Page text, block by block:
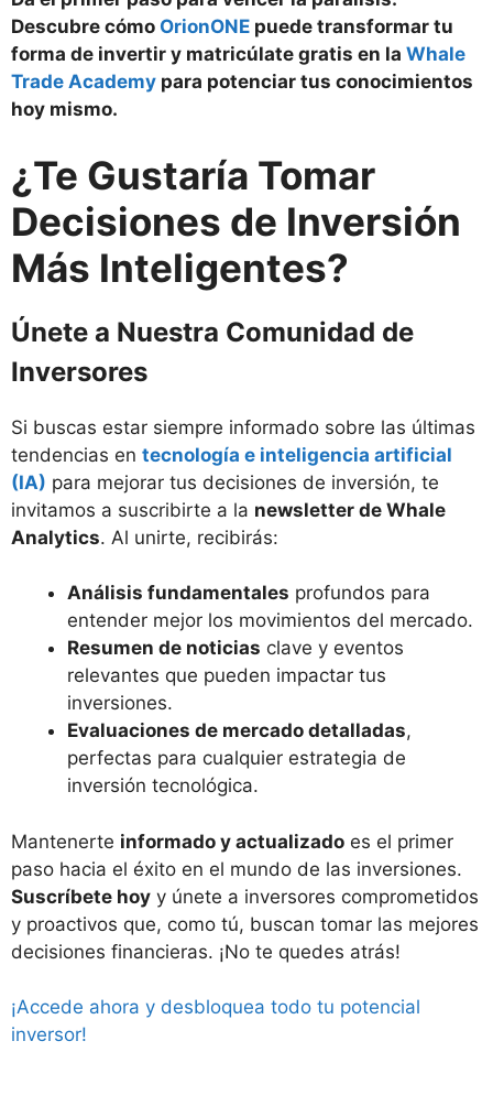
Descubre cómo OrionONE puede transformar tu
forma de invertir y matricúlate gratis en la Whale
Trade Academy para potenciar tus conocimientos
hoy mismo.
¿Te Gustaría Tomar
Decisiones de Inversión
Más Inteligentes?
Únete a Nuestra Comunidad de
Inversores
Si buscas estar siempre informado sobre las últimas
tendencias en tecnología e inteligencia artificial
(IA) para mejorar tus decisiones de inversión, te
invitamos a suscribirte a la newsletter de Whale
Analytics. Al unirte, recibirás:
Análisis fundamentales profundos para
entender mejor los movimientos del mercado.
Resumen de noticias clave y eventos
relevantes que pueden impactar tus
inversiones.
Evaluaciones de mercado detalladas,
perfectas para cualquier estrategia de
inversión tecnológica.
Mantenerte informado y actualizado es el primer
paso hacia el éxito en el mundo de las inversiones.
Suscríbete hoy y únete a inversores comprometidos
y proactivos que, como tú, buscan tomar las mejores
decisiones financieras. ¡No te quedes atrás!
¡Accede ahora y desbloquea todo tu potencial
inversor!